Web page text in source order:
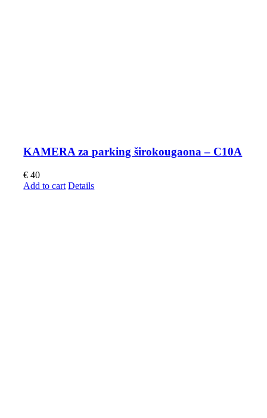
KAMERA za parking širokougaona – C10A
€ 40
Add to cart Details